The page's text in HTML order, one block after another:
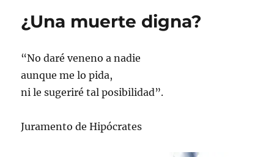
¿Una muerte digna?
“No daré veneno a nadie
aunque me lo pida,
ni le sugeriré tal posibilidad”.
Juramento de Hipócrates